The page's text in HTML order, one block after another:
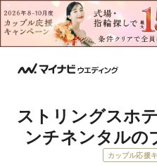
ストリングスホ
ンチネンタルの
カップル応援